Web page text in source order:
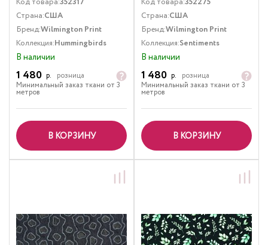
Страна:США
Бренд:Wilmington Print
Коллекция:Hummingbirds
В наличии
1 480 р.
розница
Минимальный заказ ткани от 3
метров
В КОРЗИНУ
Страна:США
Бренд:Wilmington Print
Коллекция:Sentiments
В наличии
1 480 р.
розница
Минимальный заказ ткани от 3
метров
В КОРЗИНУ